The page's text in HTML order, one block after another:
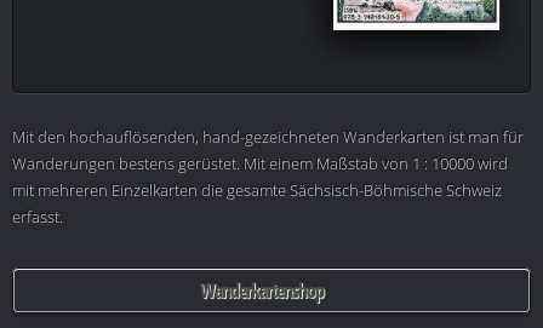
Mit den hochauflösenden, hand-gezeichneten Wanderkarten ist man für
Wanderungen bestens gerüstet. Mit einem Maßstab von 1 : 10000 wird
mit mehreren Einzelkarten die gesamte Sächsisch-Böhmische Schweiz
erfasst.
Wanderkartenshop